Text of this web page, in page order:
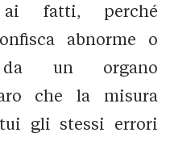
ai fatti, perché
abnorme o
da un organo
che la misura
gli stessi errori